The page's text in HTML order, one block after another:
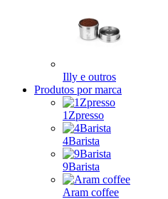
Illy e outros
Produtos por marca
1Zpresso
4Barista
9Barista
Aram coffee